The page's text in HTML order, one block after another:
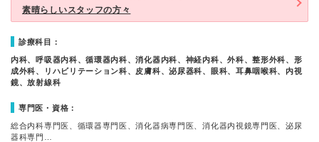
素晴らしいスタッフの方々
診療科目：
内科、呼吸器内科、循環器内科、消化器内科、神経内科、外科、整形外科、形
成外科、リハビリテーション科、皮膚科、泌尿器科、眼科、耳鼻咽喉科、内視
鏡、放射線科
専門医・資格：
総合内科専門医、循環器専門医、消化器病専門医、消化器内視鏡専門医、泌尿
器科専門…